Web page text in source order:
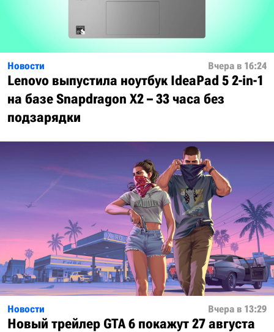
Новости Вчера в 16:24
Lenovo выпустила ноутбук IdeaPad 5 2-in-1
на базе Snapdragon X2 – 33 часа без
подзарядки
Новости Вчера в 13:29
Новый трейлер GTA 6 покажут 27 августа